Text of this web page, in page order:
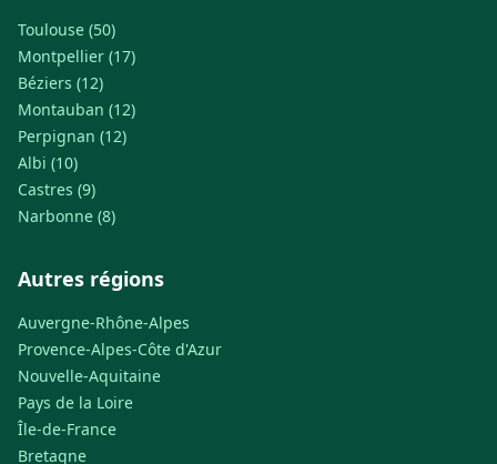
Toulouse (50)
Montpellier (17)
Béziers (12)
Montauban (12)
Perpignan (12)
Albi (10)
Castres (9)
Narbonne (8)
Autres régions
Auvergne-Rhône-Alpes
Provence-Alpes-Côte d'Azur
Nouvelle-Aquitaine
Pays de la Loire
Île-de-France
Bretagne